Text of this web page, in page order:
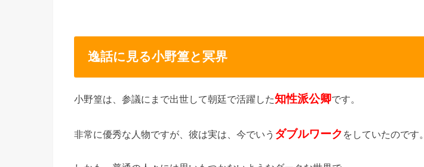
逸話に見る小野篁と冥界
小野篁は、参議にまで出世して朝廷で活躍した知性派公卿です。
非常に優秀な人物ですが、彼は実は、今でいう ダブルワーク をしていたのです。